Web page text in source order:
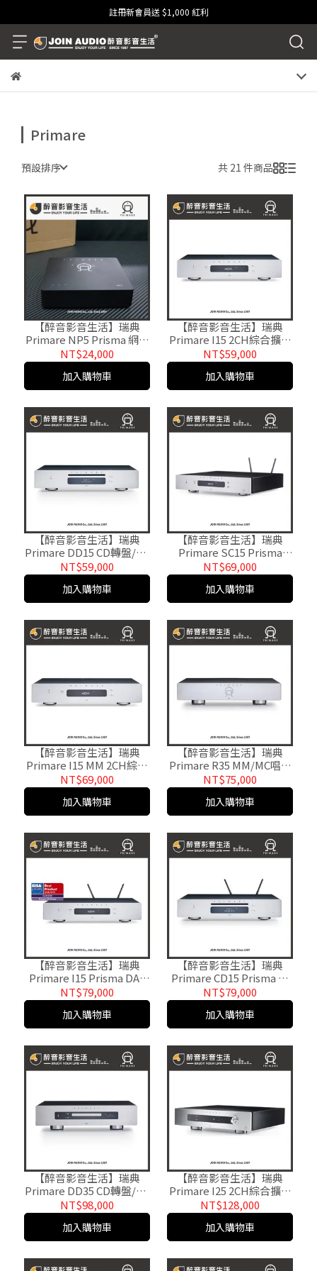
註冊新會員送 $1,000 紅利
Primare
預設排序 共 21 件商品
【醉音影音生活】瑞典
Primare NP5 Prisma 網路
串流音樂數位轉盤/播放器/
播放機.台灣公司貨
NT$24,000
加入購物車
【醉音影音生活】瑞典
Primare I15 2CH綜合擴大
機.台灣公司貨
NT$59,000
加入購物車
【醉音影音生活】瑞典
Primare DD15 CD轉盤/CD
播放機/CD播放器.台灣公
司貨
NT$59,000
加入購物車
【醉音影音生活】瑞典
Primare SC15 Prisma
DAC網路串流前級擴大機.
台灣公司貨
NT$69,000
加入購物車
【醉音影音生活】瑞典
Primare I15 MM 2CH綜合
擴大機+唱放.台灣公司貨
NT$69,000
加入購物車
【醉音影音生活】瑞典
Primare R35 MM/MC唱頭
放大器.台灣公司貨
NT$75,000
加入購物車
【醉音影音生活】瑞典
Primare I15 Prisma DAC
網路串流綜合擴大機.台灣
公司貨
NT$79,000
加入購物車
【醉音影音生活】瑞典
Primare CD15 Prisma 網
路串流CD播放機/CD播放
器.台灣公司貨
NT$79,000
加入購物車
【醉音影音生活】瑞典
Primare DD35 CD轉盤/CD
播放機/CD播放器.台灣公
司貨
NT$98,000
加入購物車
【醉音影音生活】瑞典
Primare I25 2CH綜合擴大
機.台灣公司貨
NT$128,000
加入購物車